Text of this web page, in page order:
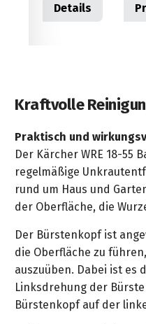
Details
Kraftvolle
Praktisch und
Der Kärcher WRE 18-55
regelmäßige
rund um Haus und
der Oberfläche, die
Der Bürstenkopf ist
die Oberfläche zu
auszuüben. Dabei ist es
Linksdrehung der
Bürstenkopf auf der